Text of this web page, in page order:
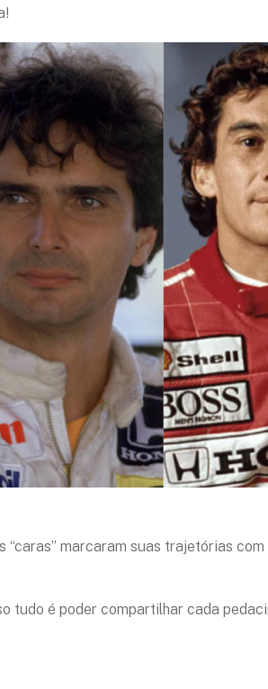
marcaram suas trajetórias
tudo é poder compartilhar cada